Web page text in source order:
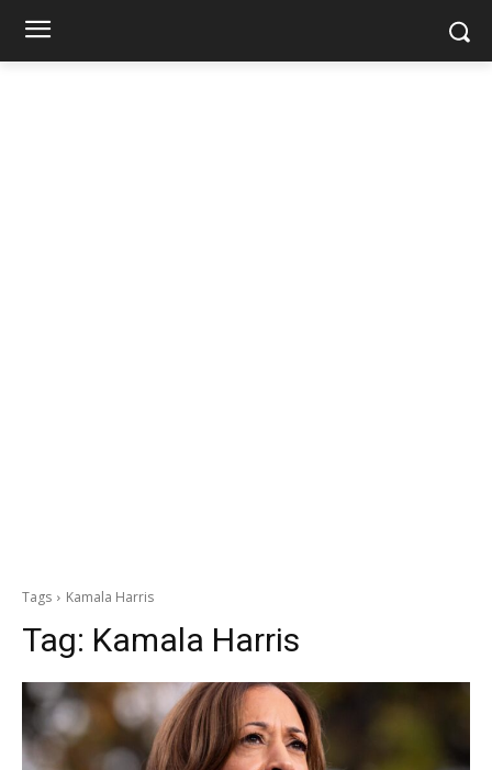
Tags Kamala Harris
Tag: Kamala Harris